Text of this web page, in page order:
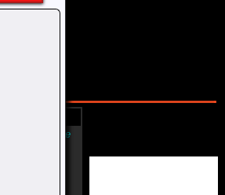
Músicas Online